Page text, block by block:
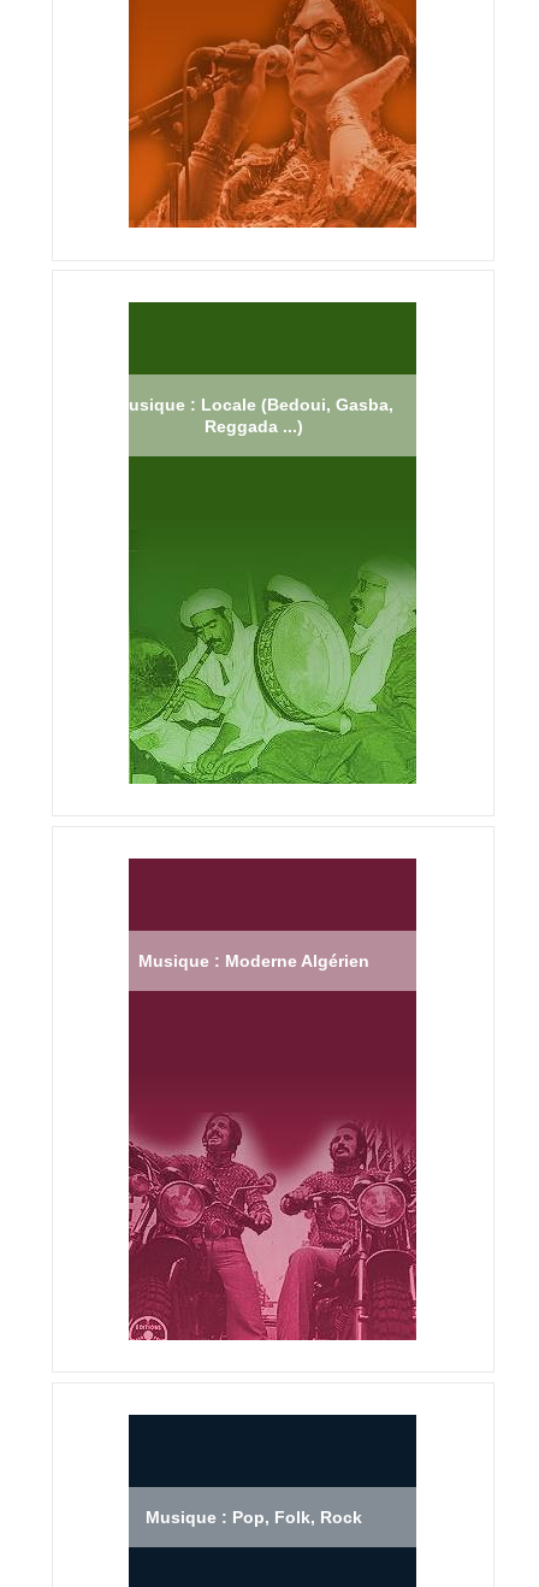
Musique : Locale (Bedoui, Gasba,
Reggada ...)
Musique : Moderne Algérien
Musique : Pop, Folk, Rock